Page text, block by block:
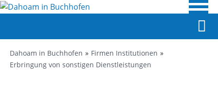
Dahoam in Buchhofen
Firmen Institutionen
Erbringung von sonstigen Dienstleistungen